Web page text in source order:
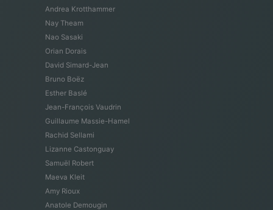
Andrea Krotthammer
Nay Theam
Nao Sasaki
Orian Dorais
David Simard-Jean
Bruno Boëz
Esther Baslé
Jean-François Vaudrin
Guillaume Massie-Hamel
Rachid Sellami
Lizanne Castonguay
Samuël Robert
Maeva Kleit
Amy Rioux
Anatole Demougin